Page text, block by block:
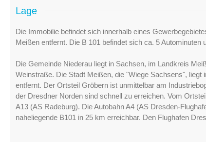
Lage
Die Immobilie befindet sich innerhalb eines
Meißen entfernt. Die B 101 befindet sich ca. 5 Autominuten
Die Gemeinde Niederau liegt in Sachsen, im Landkreis
Weinstraße. Die Stadt Meißen, die "Wiege Sachsens",
entfernt. Der Ortsteil Gröbern ist unmittelbar am
der Dresdner Norden sind schnell zu erreichen. Vom
A13 (AS Radeburg). Die Autobahn A4 (AS Dresden-
naheliegende B101 in 25 km erreichbar. Den Flughafen